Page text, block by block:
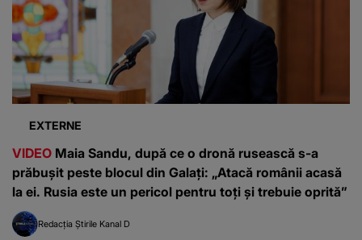
EXTERNE
VIDEO Maia Sandu, după ce o dronă rusească s-a
prăbușit peste blocul din Galați: „Atacă românii acasă
la ei. Rusia este un pericol pentru toţi şi trebuie oprită”
Redacția Știrile Kanal D